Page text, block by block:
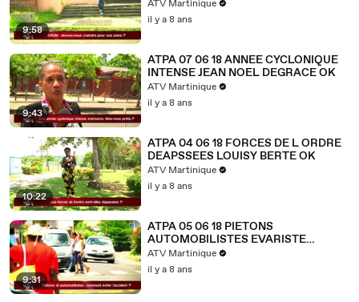
9:58
ATV Martinique
il y a 8 ans
9:43
ATPA 07 06 18 ANNEE CYCLONIQUE
INTENSE JEAN NOEL DEGRACE OK
ATV Martinique
il y a 8 ans
10:22
ATPA 04 06 18 FORCES DE L ORDRE
DEAPSSEES LOUISY BERTE OK
ATV Martinique
il y a 8 ans
9:31
ATPA 05 06 18 PIETONS
AUTOMOBILISTES EVARISTE
ELIAZORD OK
ATV Martinique
il y a 8 ans